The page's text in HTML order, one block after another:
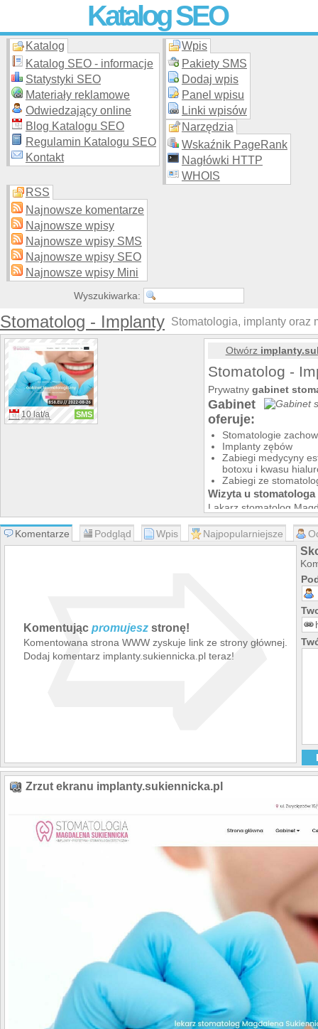
Katalog SEO
Skuteczna i promocja stron WWW –
moderowanego katalogu za darmo!
Katalog
Katalog SEO - informacje
Statystyki SEO
Materiały reklamowe
Odwiedzający online
Blog Katalogu SEO
Regulamin Katalogu SEO
Kontakt
Wpis
Pakiety SMS
Dodaj wpis
Panel wpisu
Linki wpisów
Narzędzia
Wskaźnik PageRank
Nagłówki HTTP
WHOIS
RSS
Najnowsze komentarze
Najnowsze wpisy
Najnowsze wpisy SMS
Najnowsze wpisy SEO
Najnowsze wpisy Mini
Wyszukiwarka:
Stomatolog - Implanty Stomatologia, implanty oraz
10 lat/a SMS
Otwórz
Stomatolog -
Prywatny gabinet
Gabinet
oferuje:
Stomatologie
Implanty zębów
Zabiegi medycyny
botoxu i kwasu
Zabiegi ze
Wizyta u
Lakarz stomatolog
Komentarze Podgląd Wpis Najpopularniejsze
Komentując promujesz stronę!
Komentowana strona WWW zyskuje link ze strony głównej.
Dodaj komentarz implanty.sukiennicka.pl teraz!
➯
Zrzut ekranu implanty.sukiennicka.pl